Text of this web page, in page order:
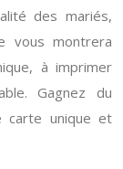
des mariés,
vous montrera
à imprimer
Gagnez du
carte unique et